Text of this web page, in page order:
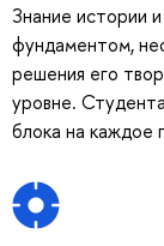
Знание истории
фундаментом,
решения его
уровне.
блока на каждое